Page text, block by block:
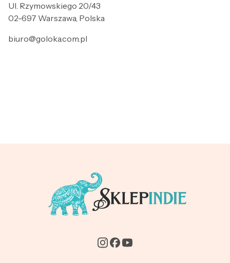
Ul. Rzymowskiego 20/43
02-697 Warszawa, Polska
biuro@goloka.com.pl